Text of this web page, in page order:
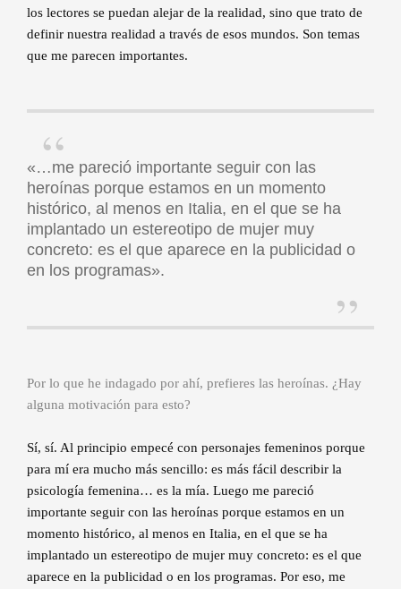
los lectores se puedan alejar de la realidad, sino que trato de
definir nuestra realidad a través de esos mundos. Son temas
que me parecen importantes.
«…me pareció importante seguir con las
heroínas porque estamos en un momento
histórico, al menos en Italia, en el que se ha
implantado un estereotipo de mujer muy
concreto: es el que aparece en la publicidad o
en los programas».
Por lo que he indagado por ahí, prefieres las heroínas. ¿Hay
alguna motivación para esto?
Sí, sí. Al principio empecé con personajes femeninos porque
para mí era mucho más sencillo: es más fácil describir la
psicología femenina… es la mía. Luego me pareció
importante seguir con las heroínas porque estamos en un
momento histórico, al menos en Italia, en el que se ha
implantado un estereotipo de mujer muy concreto: es el que
aparece en la publicidad o en los programas. Por eso, me